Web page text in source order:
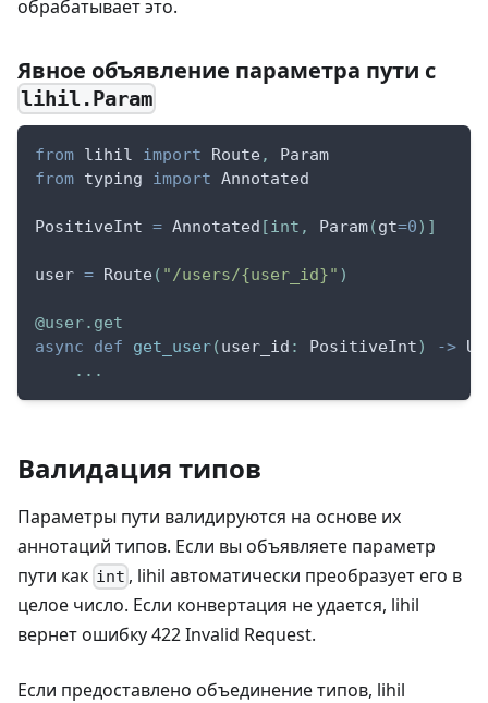
обрабатывает это.
Явное объявление параметра пути с
lihil.Param
from lihil import Route ,
Param
from typing import Annotated
PositiveInt = Annotated [ int , Param(gt=0) ]
user = Route ( "/users/{user_id}" )
@user. get
async
def get_user(user_id : PositiveInt) ->
. . .
Валидация типов
Параметры пути валидируются на основе их
аннотаций типов. Если вы объявляете параметр
пути как int , lihil автоматически преобразует его в
целое число. Если конвертация не удается, lihil
вернет ошибку 422 Invalid Request.
Если предоставлено объединение типов, lihil